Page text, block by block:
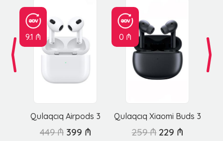
9.1 ₼
Qulaqcıq Airpods 3
0 ₼
Qulaqcıq Xiaomi Buds 3
449 ₼ 399 ₼ 259 ₼ 229 ₼